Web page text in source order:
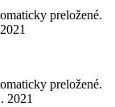
preložené.
preložené.
2021